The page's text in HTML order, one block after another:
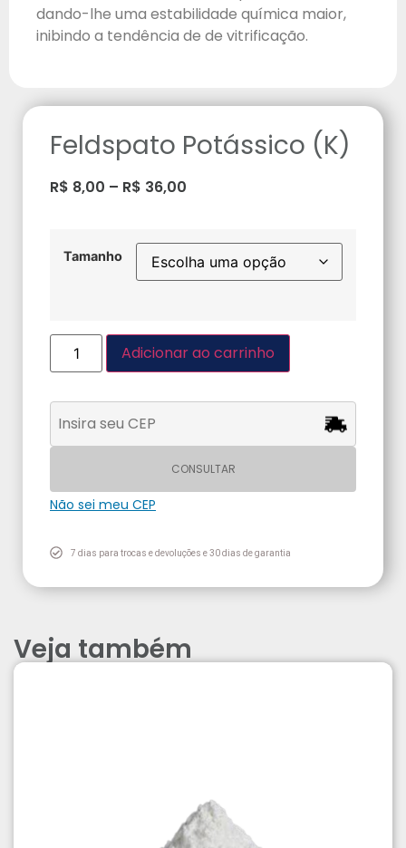
dando-lhe uma estabilidade química maior,
inibindo a tendência de de vitrificação.
Feldspato Potássico (K)
R$ 8,00 – R$ 36,00
Tamanho
Adicionar ao carrinho
CONSULTAR
Não sei meu CEP
7 dias para trocas e devoluções e 30 dias de garantia
Veja também